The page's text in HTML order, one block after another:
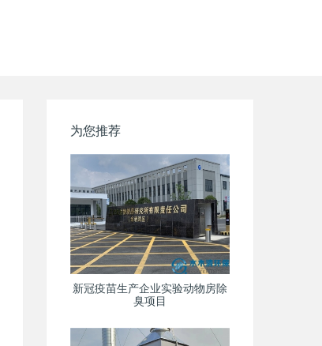
为您推荐
新冠疫苗生产企业实验动物房除
臭项目